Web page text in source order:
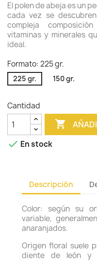
El polen de abeja es un
cada vez se
compleja
vitaminas y minerales
ideal.
Formato: 225 gr.
225 gr. 150 gr.
Cantidad

 En stock
Descripción
Color: según su
variable,
anaranjados.
Origen floral suele
diente de león y